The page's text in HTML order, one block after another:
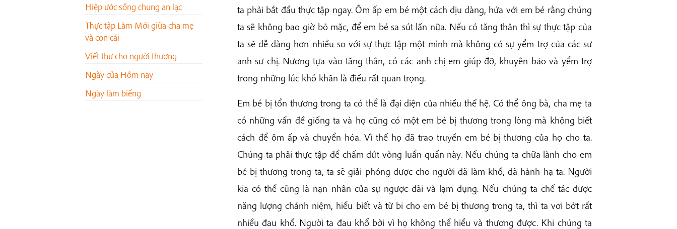
Hiệp ước sống chung an lạc
Thực tập Làm Mới giữa cha mẹ
và con cái
Viết thư cho người thương
Ngày của Hôm nay
Ngày làm biếng
ta phải bắt đầu thực tập ngay. Ôm ấp em bé một cách dịu dàng, hứa với em bé rằng chúng
ta sẽ không bao giờ bỏ mặc, để em bé sa sút lần nữa. Nếu có tăng thân thì sự thực tập của
ta sẽ dễ dàng hơn nhiều so với sự thực tập một mình mà không có sự yểm trợ của các sư
anh sư chị. Nương tựa vào tăng thân, có các anh chị em giúp đỡ, khuyên bảo và yểm trợ
trong những lúc khó khăn là điều rất quan trọng.
Em bé bị tổn thương trong ta có thể là đại diện của nhiều thế hệ. Có thể ông bà, cha mẹ ta
có những vấn đề giống ta và họ cũng có một em bé bị thương trong lòng mà không biết
cách để ôm ấp và chuyển hóa. Vì thế họ đã trao truyền em bé bị thương của họ cho ta.
Chúng ta phải thực tập để chấm dứt vòng luẩn quẩn này. Nếu chúng ta chữa lành cho em
bé bị thương trong ta, ta sẽ giải phóng được cho người đã làm khổ, đã hành hạ ta. Người
kia có thể cũng là nạn nhân của sự ngược đãi và lạm dụng. Nếu chúng ta chế tác được
năng lượng chánh niệm, hiểu biết và từ bi cho em bé bị thương trong ta, thì ta vơi bớt rất
nhiều đau khổ. Người ta đau khổ bởi vì họ không thể hiểu và thương được. Khi chúng ta